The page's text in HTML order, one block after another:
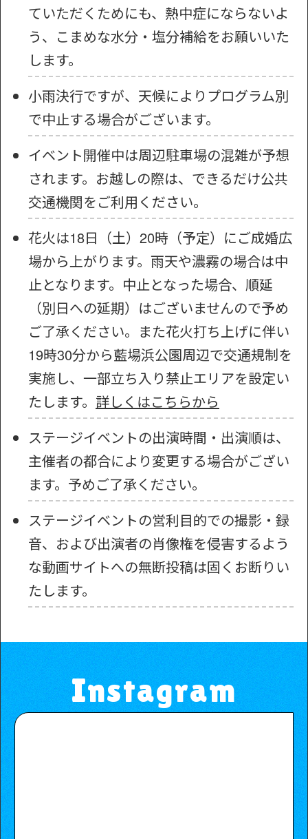
ていただくためにも、熱中症にならないよ
う、こまめな水分・塩分補給をお願いいた
します。
小雨決行ですが、天候によりプログラム別
で中止する場合がございます。
イベント開催中は周辺駐車場の混雑が予想
されます。お越しの際は、できるだけ公共
交通機関をご利用ください。
花火は18日（土）20時（予定）にご成婚広
場から上がります。雨天や濃霧の場合は中
止となります。中止となった場合、順延
（別日への延期）はございませんので予め
ご了承ください。また花火打ち上げに伴い
19時30分から藍場浜公園周辺で交通規制を
実施し、一部立ち入り禁止エリアを設定い
たします。 詳しくはこちらから
ステージイベントの出演時間・出演順は、
主催者の都合により変更する場合がござい
ます。予めご了承ください。
ステージイベントの営利目的での撮影・録
音、および出演者の肖像権を侵害するよう
な動画サイトへの無断投稿は固くお断りい
たします。
Instagram